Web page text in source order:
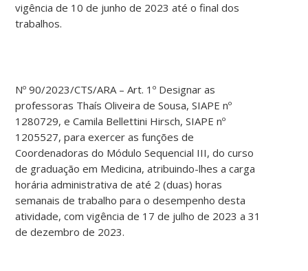
vigência de 10 de junho de 2023 até o final dos
trabalhos.
Nº 90/2023/CTS/ARA – Art. 1º Designar as
professoras Thaís Oliveira de Sousa, SIAPE nº
1280729, e Camila Bellettini Hirsch, SIAPE nº
1205527, para exercer as funções de
Coordenadoras do Módulo Sequencial III, do curso
de graduação em Medicina, atribuindo-lhes a carga
horária administrativa de até 2 (duas) horas
semanais de trabalho para o desempenho desta
atividade, com vigência de 17 de julho de 2023 a 31
de dezembro de 2023.